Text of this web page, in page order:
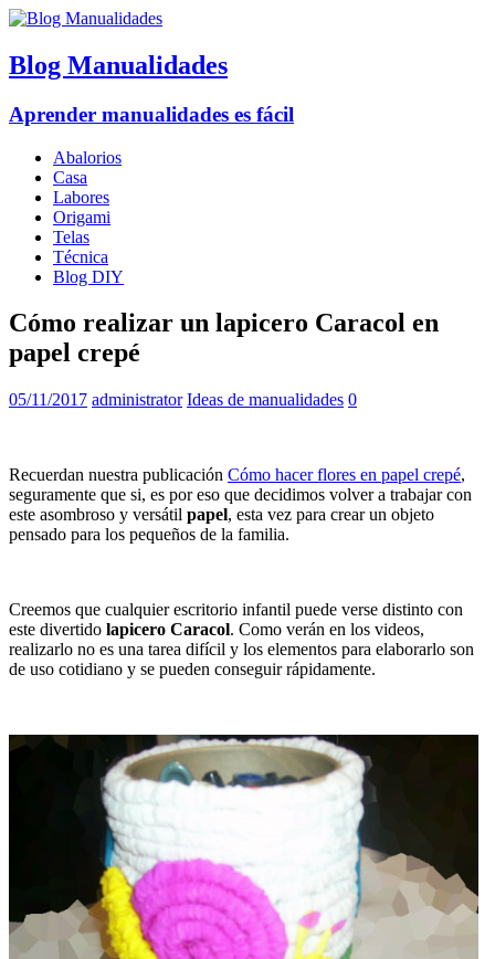
Blog Manualidades
Aprender manualidades es fácil
Abalorios
Casa
Labores
Origami
Telas
Técnica
Blog DIY
Cómo realizar un lapicero Caracol en
papel crepé
05/11/2017 administrator Ideas de manualidades 0
Recuerdan nuestra publicación Cómo hacer flores en papel crepé,
seguramente que si, es por eso que decidimos volver a trabajar con
este asombroso y versátil papel, esta vez para crear un objeto
pensado para los pequeños de la familia.
Creemos que cualquier escritorio infantil puede verse distinto con
este divertido lapicero Caracol. Como verán en los videos,
realizarlo no es una tarea difícil y los elementos para elaborarlo son
de uso cotidiano y se pueden conseguir rápidamente.